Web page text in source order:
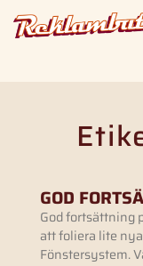
GOD
God fortsättning
att foliera lite
Fönstersystem.